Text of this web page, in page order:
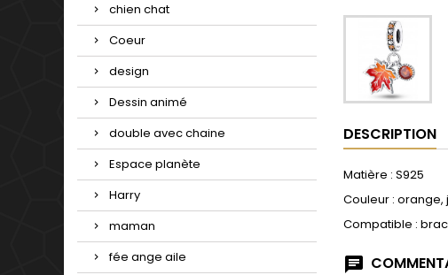
chien chat
Coeur
design
Dessin animé
double avec chaine
Espace planète
Harry
maman
fée ange aile
DESCRIPTION
Matière : S925
Couleur : orange,
Compatible :